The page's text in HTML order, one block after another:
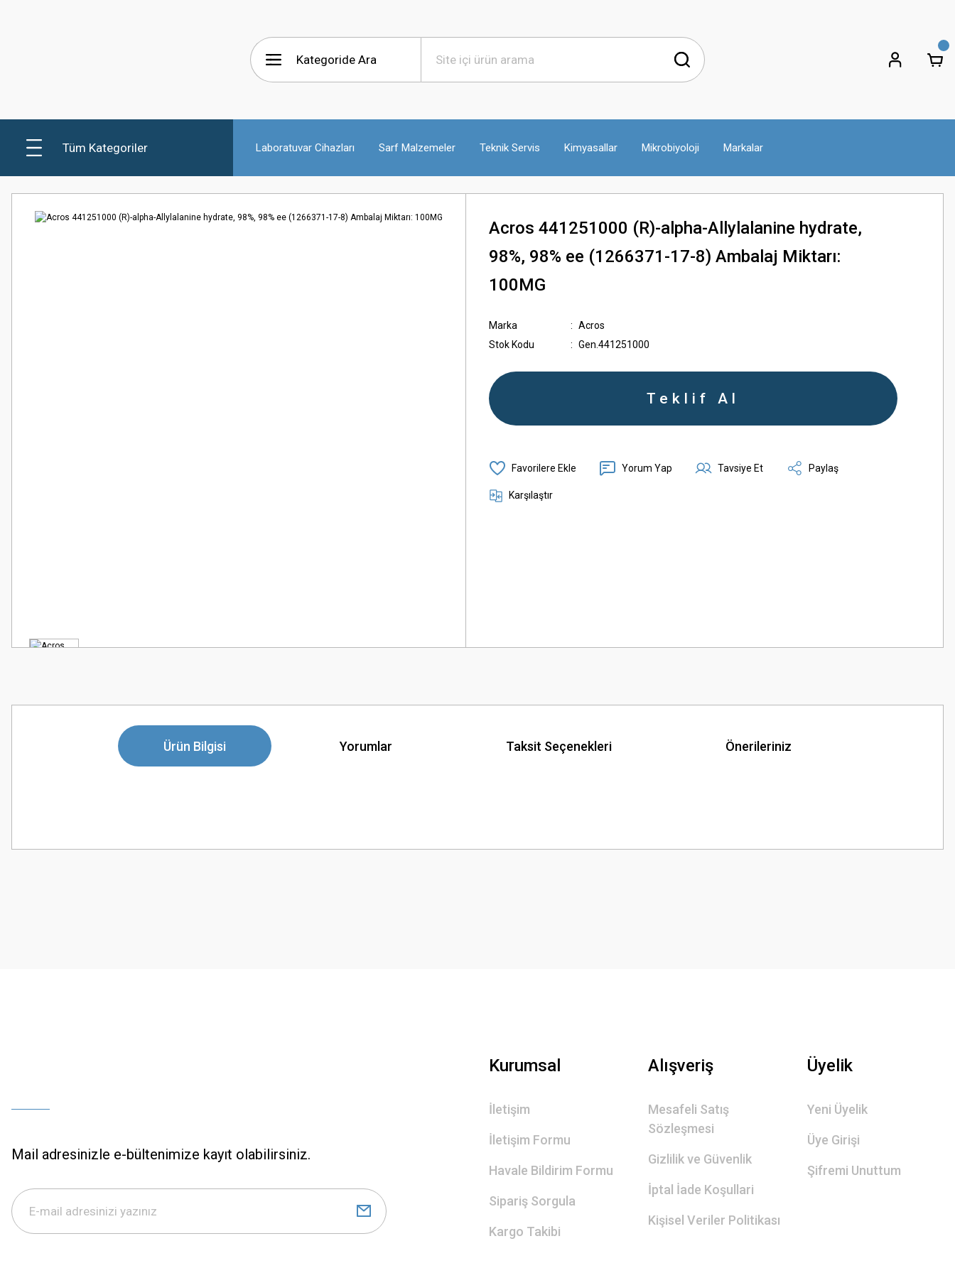
Tüm Kategoriler Laboratuvar Cihazları Sarf Malzemeler Teknik Servis Kimyasallar Mikrobiyoloji Markalar
Acros 441251000 (R)-alpha-Allylalanine hydrate,
98%, 98% ee (1266371-17-8) Ambalaj Miktarı:
100MG
Marka
Acros
Stok Kodu
Gen.441251000
Teklif Al
Yorum Yap Tavsiye Et Paylaş
Karşılaştır
Ürün Bilgisi Yorumlar Taksit Seçenekleri Önerileriniz
Görüş ve önerileriniz için teşekkür ederiz.
Mail adresinizle e-bültenimize kayıt olabilirsiniz.
Kurumsal
İletişim
İletişim Formu
Havale Bildirim Formu
Sipariş Sorgula
Kargo Takibi
Alışveriş
Mesafeli Satış
Sözleşmesi
Gizlilik ve Güvenlik
İptal İade Koşullari
Kişisel Veriler Politikası
Üyelik
Yeni Üyelik
Üye Girişi
Şifremi Unuttum